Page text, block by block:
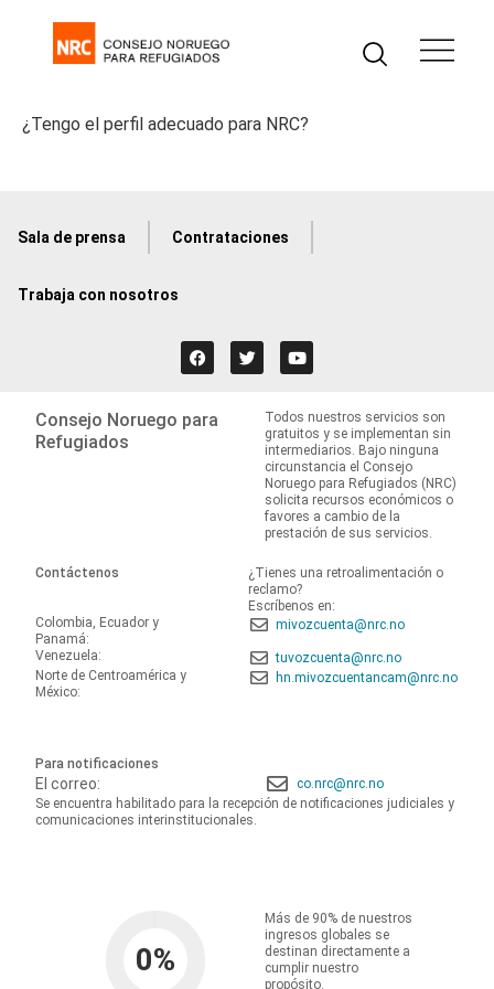
¿Tengo el perfil adecuado para NRC?
Sala de prensa Contrataciones
Trabaja con nosotros
Consejo Noruego para
Refugiados
Todos nuestros servicios son
gratuitos y se implementan sin
intermediarios. Bajo ninguna
circunstancia el Consejo
Noruego para Refugiados (NRC)
solicita recursos económicos o
favores a cambio de la
prestación de sus servicios.
Contáctenos
¿Tienes una retroalimentación o
reclamo?
Escríbenos en:
Colombia, Ecuador y
Panamá:
mivozcuenta@nrc.no
Venezuela:
tuvozcuenta@nrc.no
Norte de Centroamérica y
México:
hn.mivozcuentancam@nrc.no
Para notificaciones
El correo:
co.nrc@nrc.no
Se encuentra habilitado para la recepción de notificaciones judiciales y
comunicaciones interinstitucionales.
0%
Más de 90% de nuestros
ingresos globales se
destinan directamente a
cumplir nuestro
propósito.